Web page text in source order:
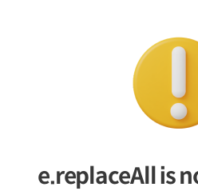
e.replaceAll is